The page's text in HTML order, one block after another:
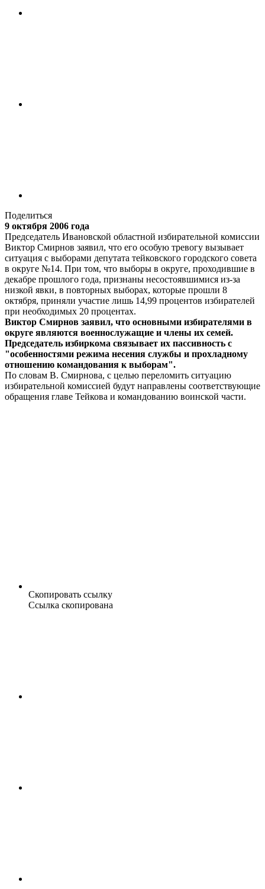
Поделиться
9 октября 2006 года
Председатель Ивановской областной избирательной комиссии
Виктор Смирнов заявил, что его особую тревогу вызывает
ситуация с выборами депутата тейковского городского совета
в округе №14. При том, что выборы в округе, проходившие в
декабре прошлого года, признаны несостоявшимися из-за
низкой явки, в повторных выборах, которые прошли 8
октября, приняли участие лишь 14,99 процентов избирателей
при необходимых 20 процентах.
Виктор Смирнов заявил, что основными избирателями в
округе являются военнослужащие и члены их семей.
Председатель избиркома связывает их пассивность с
"особенностями режима несения службы и прохладному
отношению командования к выборам".
По словам В. Смирнова, с целью переломить ситуацию
избирательной комиссией будут направлены соответствующие
обращения главе Тейкова и командованию воинской части.
Скопировать ссылку
Ссылка скопирована